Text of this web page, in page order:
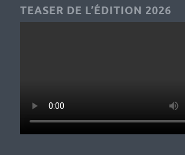
TEASER DE L’ÉDITION 2026